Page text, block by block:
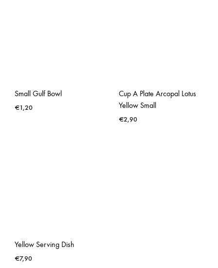
Small Gulf Bowl
€1,20
Cup A Plate Arcopal Lotus
Yellow Small
€2,90
Yellow Serving Dish
€7,90